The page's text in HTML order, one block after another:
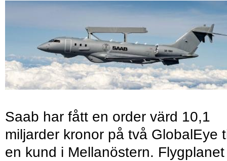
Saab har fått en order värd 10,1
miljarder kronor på två GlobalEye
en kund i Mellanöstern.